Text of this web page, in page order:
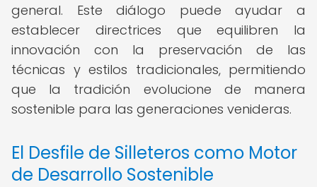
general. Este diálogo puede ayudar a
establecer directrices que equilibren la
innovación con la preservación de las
técnicas y estilos tradicionales, permitiendo
que la tradición evolucione de manera
sostenible para las generaciones venideras.
El Desfile de Silleteros como Motor
de Desarrollo Sostenible